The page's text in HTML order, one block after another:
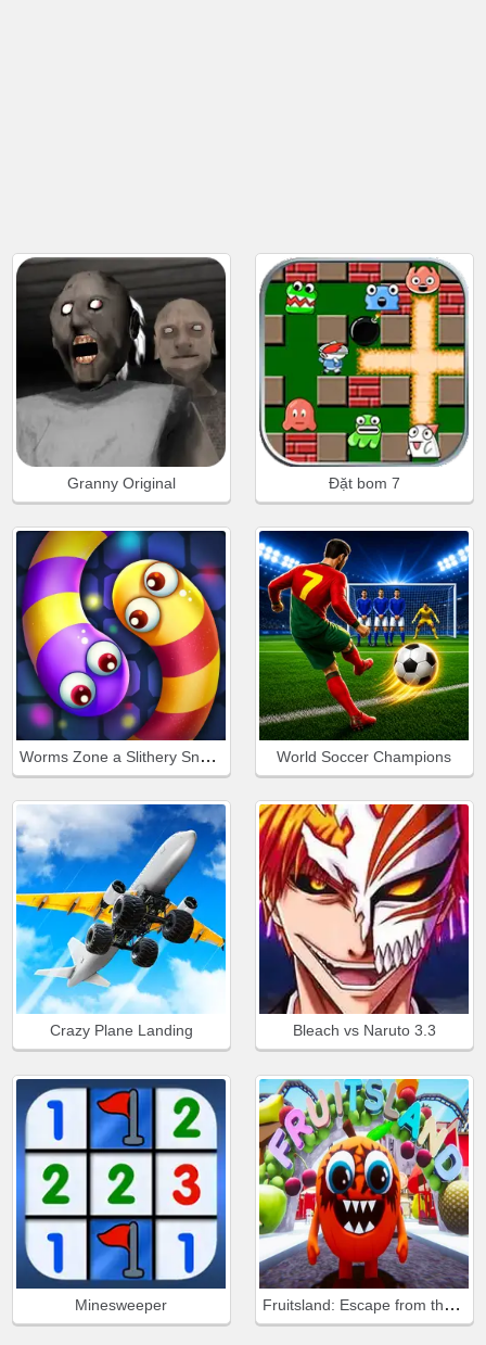
Granny Original Đặt bom 7
Worms Zone a Slithery Snake World Soccer Champions
Crazy Plane Landing Bleach vs Naruto 3.3
Minesweeper Fruitsland: Escape from the Amusement Park